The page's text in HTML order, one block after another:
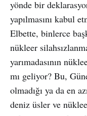
yönde bir
yapılmasını kabul
Elbette, binlerce
nükleer
yarımadasının
mı geliyor? Bu,
olmadığı ya da en
deniz üsler ve